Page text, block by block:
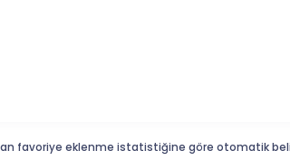
favoriye eklenme istatistiğine göre otomatik